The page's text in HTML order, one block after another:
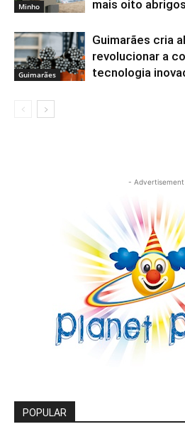
Minho mais oito abrigos
Guimarães
Guimarães cria
revolucionar a
tecnologia
-
POPULAR